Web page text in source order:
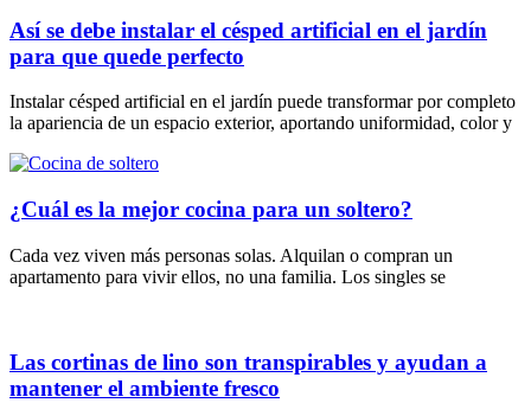
Así se debe instalar el césped artificial en el jardín
para que quede perfecto
Instalar césped artificial en el jardín puede transformar por completo
la apariencia de un espacio exterior, aportando uniformidad, color y
¿Cuál es la mejor cocina para un soltero?
Cada vez viven más personas solas. Alquilan o compran un
apartamento para vivir ellos, no una familia. Los singles se
Las cortinas de lino son transpirables y ayudan a
mantener el ambiente fresco